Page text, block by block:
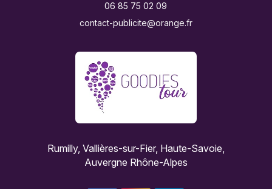
06 85 75 02 09
contact-publicite@orange.fr
Rumilly, Vallières-sur-Fier, Haute-Savoie,
Auvergne Rhône-Alpes